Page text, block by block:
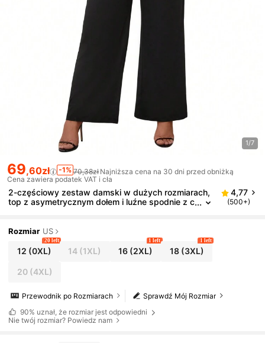
1/7
69,60zł -1% 70,38zł Najniższa cena na 30 dni przed obniżką
Cena zawiera podatek VAT i cła
2-częściowy zestaw damski w dużych rozmiarach,
top z asymetrycznym dołem i luźne spodnie z c
4,77
(500+)
Rozmiar US
12 (0XL)
20 left
14 (1XL) 16(2XL)
1 left
18(3XL)
1 left
20(4XL)
Sprawdź Mój Rozmiar
Przewodnik po Rozmiarach
90% uznał, że rozmiar jest odpowiedni
Nie twój rozmiar? Powiedz nam